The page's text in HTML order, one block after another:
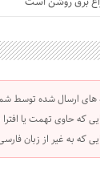
های ارسال شده توسط
که حاوی تهمت یا
که به غیر از زبان